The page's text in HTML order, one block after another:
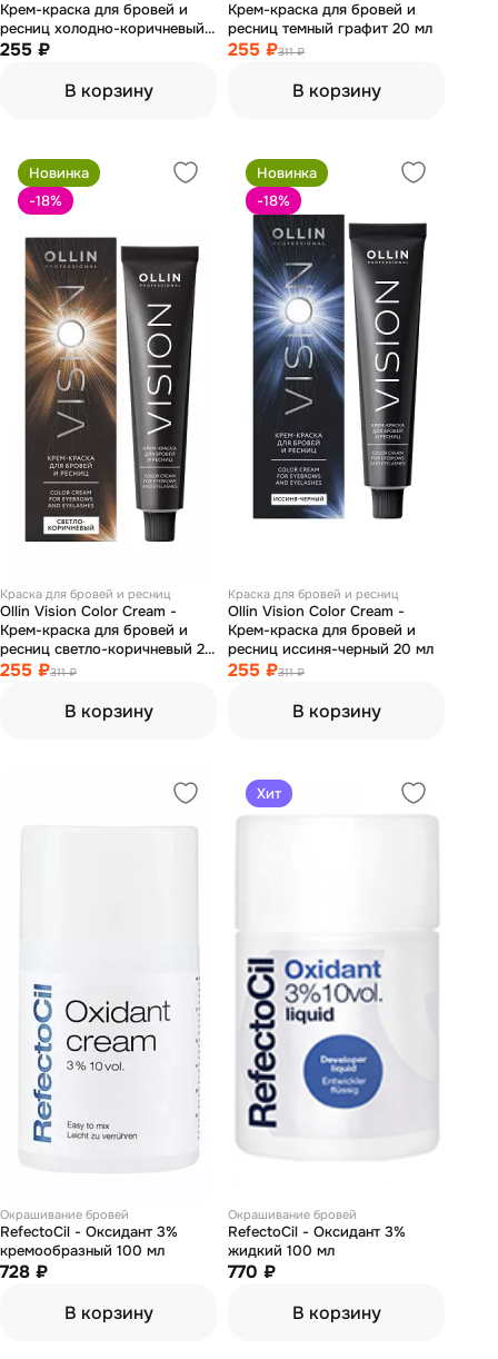
Крем-краска для бровей и
ресниц холодно-коричневый
20 мл
255 ₽
В корзину
Крем-краска для бровей и
ресниц темный графит 20 мл
255 ₽311 ₽
В корзину
Новинка
-18%
Краска для бровей и ресниц
Ollin Vision Color Cream -
Крем-краска для бровей и
ресниц светло-коричневый 20
мл
255 ₽311 ₽
В корзину
Новинка
-18%
Краска для бровей и ресниц
Ollin Vision Color Cream -
Крем-краска для бровей и
ресниц иссиня-черный 20 мл
255 ₽311 ₽
В корзину
Окрашивание бровей
RefectoCil - Оксидант 3%
кремообразный 100 мл
728 ₽
В корзину
Хит
Окрашивание бровей
RefectoCil - Оксидант 3%
жидкий 100 мл
770 ₽
В корзину